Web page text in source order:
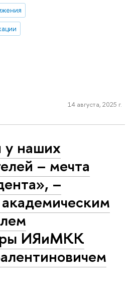
14 августа, 2025 г.
у наших
– мечта
–
ИЯиМКК